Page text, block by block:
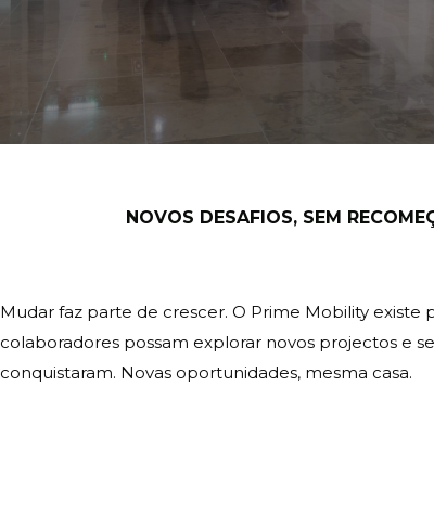
NOVOS DESAFIOS, SEM
Mudar faz parte de crescer. O Prime Mobility existe
colaboradores possam explorar novos projectos e
conquistaram. Novas oportunidades, mesma casa.